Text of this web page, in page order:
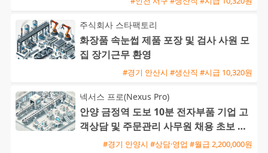
주식회사 스타팩토리
화장품 속눈썹 제품 포장 및 검사 사원 모
집 장기근무 환영
#경기 안산시 #생산직 #시급 10,320원
넥서스 프로(Nexus Pro)
안양 금정역 도보 10분 전자부품 기업 고
객상담 및 주문관리 사무원 채용 초보 가
#경기 안양시 #상담·영업 #월급 2,200,000원